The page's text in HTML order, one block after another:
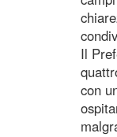
Il
con